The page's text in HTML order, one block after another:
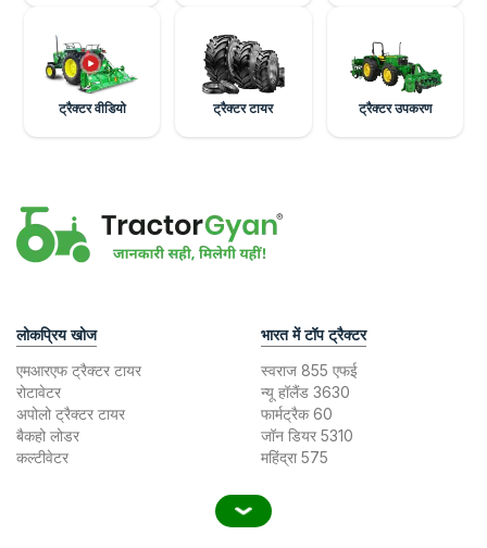
ट्रैक्टर वीडियो ट्रैक्टर टायर ट्रैक्टर उपकरण
लोकप्रिय खोज
एमआरएफ ट्रैक्टर टायर
रोटावेटर
अपोलो ट्रैक्टर टायर
बैकहो लोडर
कल्टीवेटर
भारत में टॉप ट्रैक्टर
स्वराज 855 एफई
न्यू हॉलैंड 3630
फार्मट्रैक 60
जॉन डियर 5310
महिंद्रा 575